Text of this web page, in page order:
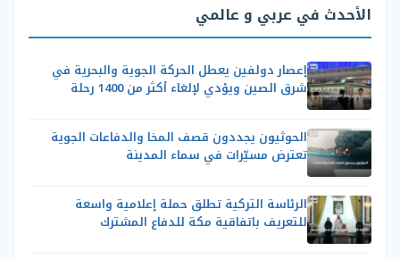
الأحدث في عربي و عالمي
إعصار دولفين يعطل الحركة الجوية والبحرية في
شرق الصين ويؤدي لإلغاء أكثر من 1400 رحلة
الحوثيون يجددون قصف المخا والدفاعات الجوية
تعترض مسيّرات في سماء المدينة
الرئاسة التركية تطلق حملة إعلامية واسعة
للتعريف باتفاقية مكة للدفاع المشترك